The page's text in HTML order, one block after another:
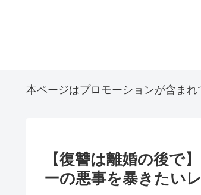
本ページはプロモーションが含まれ
【復讐は離婚の後で
ーの悪事を暴きたい